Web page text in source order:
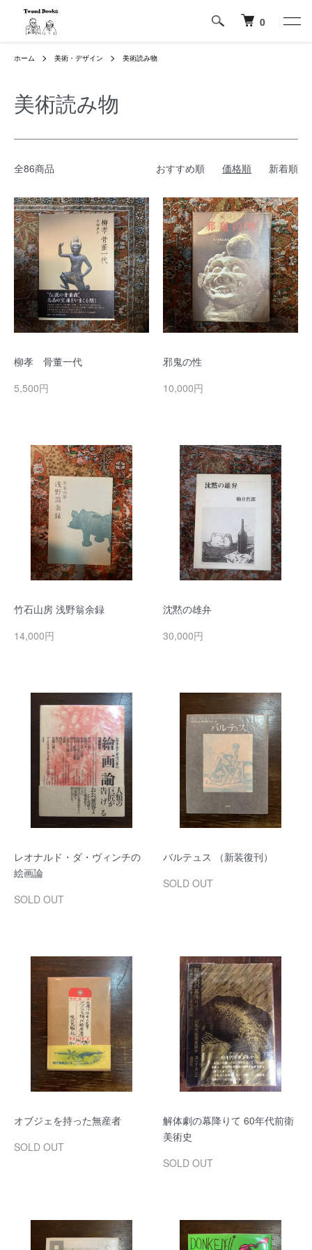
0
ホーム 美術・デザイン 美術読み物
美術読み物
全86商品 おすすめ順 価格順 新着順
柳孝 骨董一代
5,500円
邪鬼の性
10,000円
竹石山房 浅野翁余録
14,000円
沈黙の雄弁
30,000円
レオナルド・ダ・ヴィンチの
絵画論
SOLD OUT
バルテュス （新装復刊）
SOLD OUT
オブジェを持った無産者
SOLD OUT
解体劇の幕降りて 60年代前衛
美術史
SOLD OUT